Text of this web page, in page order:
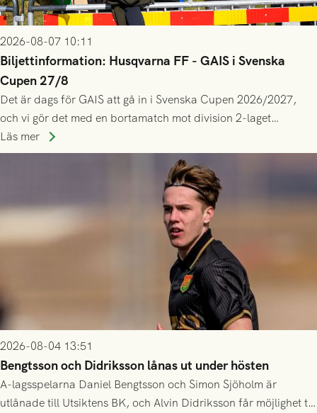
2026-08-07 10:11
Biljettinformation: Husqvarna FF - GAIS i Svenska
Cupen 27/8
Det är dags för GAIS att gå in i Svenska Cupen 2026/2027,
och vi gör det med en bortamatch mot division 2-laget
Husqvarna FF. Häng med och stötta grönsvart på plats!
Läs mer
2026-08-04 13:51
Bengtsson och Didriksson lånas ut under hösten
A-lagsspelarna Daniel Bengtsson och Simon Sjöholm är
utlånade till Utsiktens BK, och Alvin Didriksson får möjlighet till